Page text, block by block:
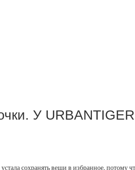
У
сохранять вещи в избранное, потому